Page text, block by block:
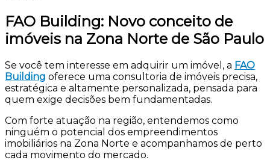
FAO Building: Novo conceito de
imóveis na Zona Norte de São Paulo
Se você tem interesse em adquirir um imóvel, a FAO
Building oferece uma consultoria de imóveis precisa,
estratégica e altamente personalizada, pensada para
quem exige decisões bem fundamentadas.
Com forte atuação na região, entendemos como
ninguém o potencial dos empreendimentos
imobiliários na Zona Norte e acompanhamos de perto
cada movimento do mercado.